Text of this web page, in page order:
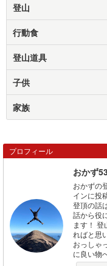
登山
行動食
登山道具
子供
家族
プロフィール
おかず
おかずの
インに投
登頂の話
話から役
ます！
ればと思
おっしゃ
に良い物